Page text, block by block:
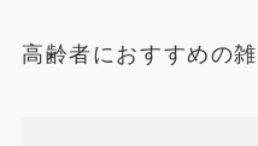
高齢者におすすめの